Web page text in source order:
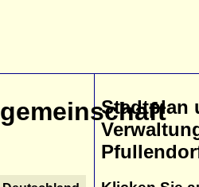
Stadtplan